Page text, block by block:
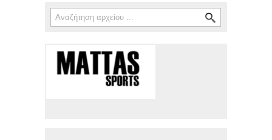
Φόρμα αναζήτησης
Αναζήτηση